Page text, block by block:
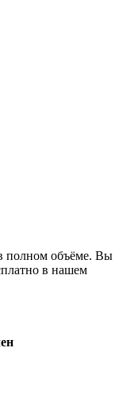
полном объёме. Вы
в нашем